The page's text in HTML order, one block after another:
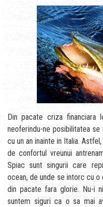
Din pacate criza financiara
neoferindu-ne posibilitatea
cu un an inainte in Italia.
de confortul vreunui
Spiac sunt singurii care
ocean, de unde se intorc cu
din pacate fara glorie. Nu-i
suntem siguri ca o sa mai